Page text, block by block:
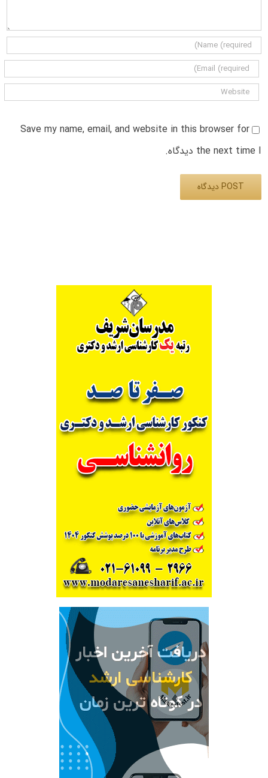
Save my name, email, and website in this browser for
the next time I دیدگاه.